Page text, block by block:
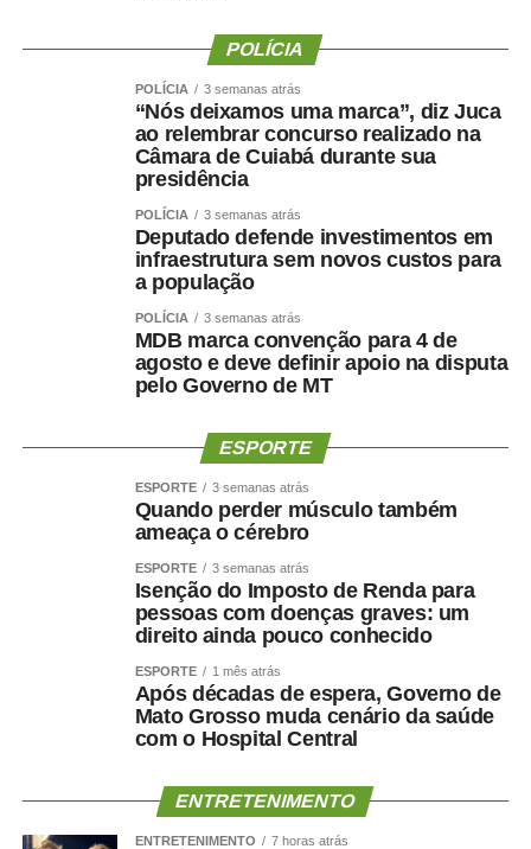
POLÍCIA
POLÍCIA 3 semanas atrás
“Nós deixamos uma marca”, diz Juca
ao relembrar concurso realizado na
Câmara de Cuiabá durante sua
presidência
POLÍCIA 3 semanas atrás
Deputado defende investimentos em
infraestrutura sem novos custos para
a população
POLÍCIA 3 semanas atrás
MDB marca convenção para 4 de
agosto e deve definir apoio na disputa
pelo Governo de MT
ESPORTE
ESPORTE 3 semanas atrás
Quando perder músculo também
ameaça o cérebro
ESPORTE 3 semanas atrás
Isenção do Imposto de Renda para
pessoas com doenças graves: um
direito ainda pouco conhecido
ESPORTE 1 mês atrás
Após décadas de espera, Governo de
Mato Grosso muda cenário da saúde
com o Hospital Central
ENTRETENIMENTO
ENTRETENIMENTO 7 horas atrás